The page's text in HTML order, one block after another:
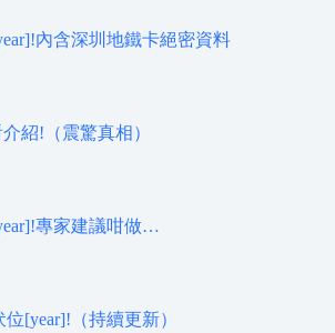
內含深圳地鐵卡絕密資料
紹!（震驚真相）
專家建議咁做…
[year]!（持續更新）